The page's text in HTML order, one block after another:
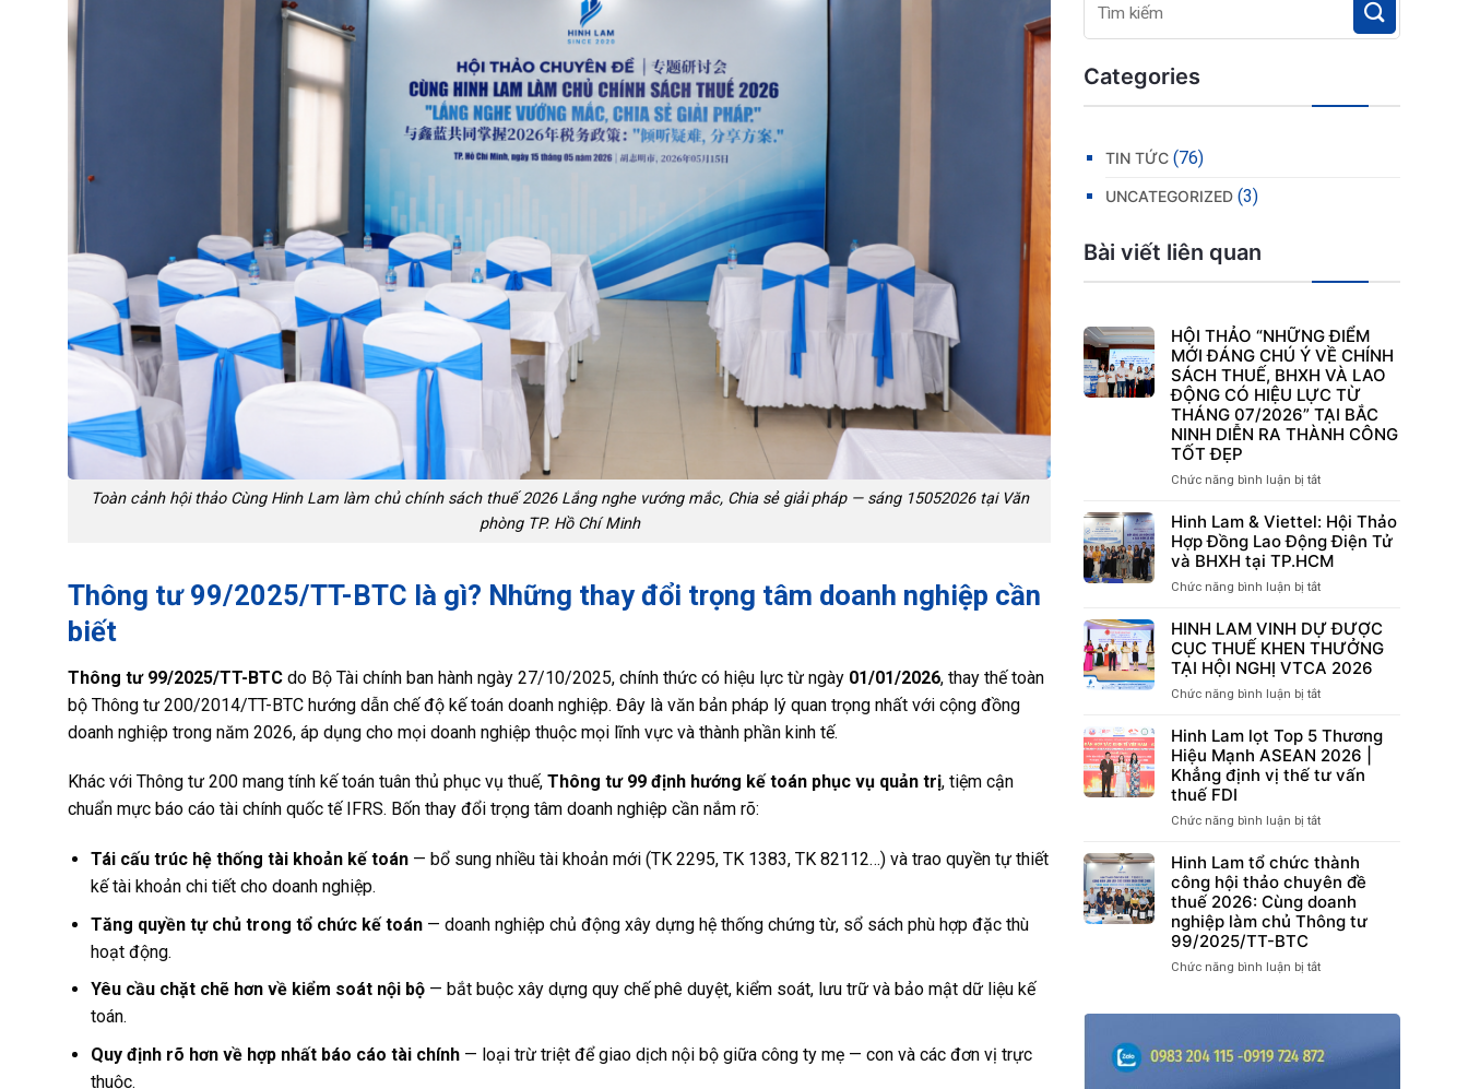
Toàn cảnh hội thảo Cùng Hinh Lam làm chủ chính sách thuế 2026 Lắng nghe vướng mắc, Chia sẻ giải pháp — sáng 15052026 tại Văn
phòng TP. Hồ Chí Minh
Thông tư 99/2025/TT-BTC là gì? Những thay đổi trọng tâm doanh nghiệp cần
biết
Thông tư 99/2025/TT-BTC do Bộ Tài chính ban hành ngày 27/10/2025, chính thức có hiệu lực từ ngày 01/01/2026, thay thế toàn
bộ Thông tư 200/2014/TT-BTC hướng dẫn chế độ kế toán doanh nghiệp. Đây là văn bản pháp lý quan trọng nhất với cộng đồng
doanh nghiệp trong năm 2026, áp dụng cho mọi doanh nghiệp thuộc mọi lĩnh vực và thành phần kinh tế.
Khác với Thông tư 200 mang tính kế toán tuân thủ phục vụ thuế, Thông tư 99 định hướng kế toán phục vụ quản trị, tiệm cận
chuẩn mực báo cáo tài chính quốc tế IFRS. Bốn thay đổi trọng tâm doanh nghiệp cần nắm rõ:
Tái cấu trúc hệ thống tài khoản kế toán— bổ sung nhiều tài khoản mới (TK 2295, TK 1383, TK 82112…) và trao quyền tự thiết
kế tài khoản chi tiết cho doanh nghiệp.
Tăng quyền tự chủ trong tổ chức kế toán— doanh nghiệp chủ động xây dựng hệ thống chứng từ, sổ sách phù hợp đặc thù
hoạt động.
Yêu cầu chặt chẽ hơn về kiểm soát nội bộ— bắt buộc xây dựng quy chế phê duyệt, kiểm soát, lưu trữ và bảo mật dữ liệu kế
toán.
Quy định rõ hơn về hợp nhất báo cáo tài chính— loại trừ triệt để giao dịch nội bộ giữa công ty mẹ — con và các đơn vị trực
thuộc.
Categories
TIN TỨC (76)
UNCATEGORIZED (3)
Bài viết liên quan
HỘI THẢO “NHỮNG ĐIỂM
MỚI ĐÁNG CHÚ Ý VỀ CHÍNH
SÁCH THUẾ, BHXH VÀ LAO
ĐỘNG CÓ HIỆU LỰC TỪ
THÁNG 07/2026” TẠI BẮC
NINH DIỄN RA THÀNH CÔNG
TỐT ĐẸP
Chức năng bình luận bị tắt
THẢO
“NHỮNG
ĐIỂM
Ý
VỀ
CHÍNH
VÀ
LAO
ĐỘNG
THÁNG
07/2026”
TẠI
BẮC
CÔNG
ĐẸP
Hinh Lam & Viettel: Hội Thảo
Hợp Đồng Lao Động Điện Tử
và BHXH tại TP.HCM
Chức năng bình luận bị tắt
Lam
&
Viettel:
Đồng
Lao
Động
tại
TP.HCM
HINH LAM VINH DỰ ĐƯỢC
CỤC THUẾ KHEN THƯỞNG
TẠI HỘI NGHỊ VTCA 2026
Chức năng bình luận bị tắt
LAM
VINH
DỰ
ĐƯỢC
THƯỞNG
TẠI
HỘI
NGHỊ
VTCA
Hinh Lam lọt Top 5 Thương
Hiệu Mạnh ASEAN 2026 |
Khẳng định vị thế tư vấn
thuế FDI
Chức năng bình luận bị tắt
Lam
lọt
Top
5
Thương
Khẳng
định
Hinh Lam tổ chức thành
công hội thảo chuyên đề
thuế 2026: Cùng doanh
nghiệp làm chủ Thông tư
99/2025/TT-BTC
Chức năng bình luận bị tắt
thành